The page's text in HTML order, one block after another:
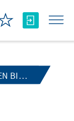
HANDREICHUNGEN ZUR POLITISCHEN BILDUNG